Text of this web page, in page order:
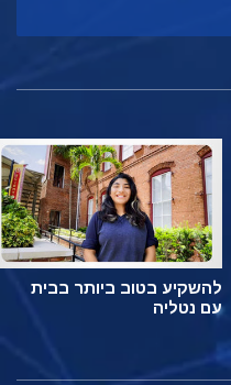
להשקיע בטוב ביותר בבית
עם נטליה